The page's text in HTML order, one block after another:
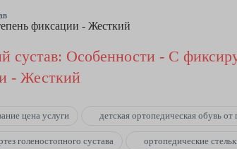
фиксации - Жесткий
сустав: Особенности - С
- Жесткий
цена услуги детская ортопедическая обувь от
голеностопного сустава ортопедические